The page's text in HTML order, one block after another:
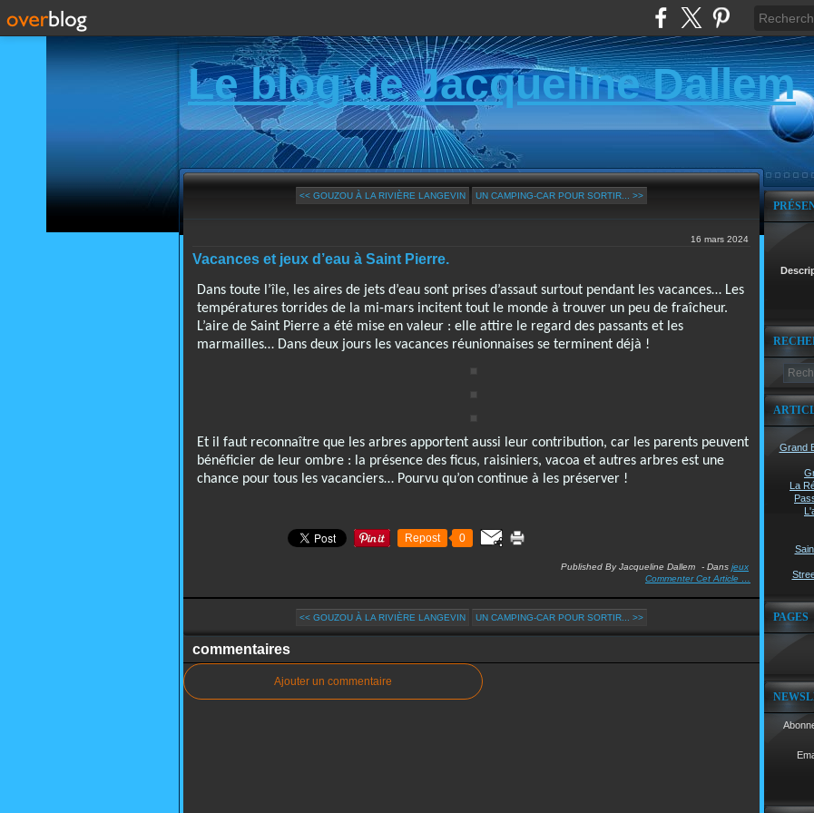
Le blog de Jacqueline Dallem
<< GOUZOU À LA RIVIÈRE LANGEVIN UN CAMPING-CAR POUR SORTIR... >>
16 mars 2024
Vacances et jeux d’eau à Saint Pierre.
Dans toute l’île, les aires de jets d’eau sont prises d’assaut surtout pendant les vacances… Les
températures torrides de la mi-mars incitent tout le monde à trouver un peu de fraîcheur.
L’aire de Saint Pierre a été mise en valeur : elle attire le regard des passants et les
marmailles… Dans deux jours les vacances réunionnaises se terminent déjà !
Et il faut reconnaître que les arbres apportent aussi leur contribution, car les parents peuvent
bénéficier de leur ombre : la présence des ficus, raisiniers, vacoa et autres arbres est une
chance pour tous les vacanciers… Pourvu qu’on continue à les préserver !
Repost 0
Published By Jacqueline Dallem - Dans jeux
Commenter Cet Article
<< GOUZOU À LA RIVIÈRE LANGEVIN UN CAMPING-CAR POUR SORTIR... >>
commentaires
Ajouter un commentaire
Grand
La
PAGES